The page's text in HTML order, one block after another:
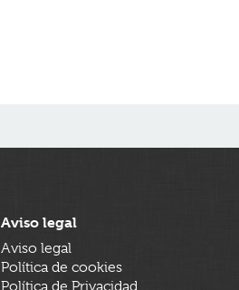
Aviso legal
Aviso legal
Política de cookies
Política de Privacidad